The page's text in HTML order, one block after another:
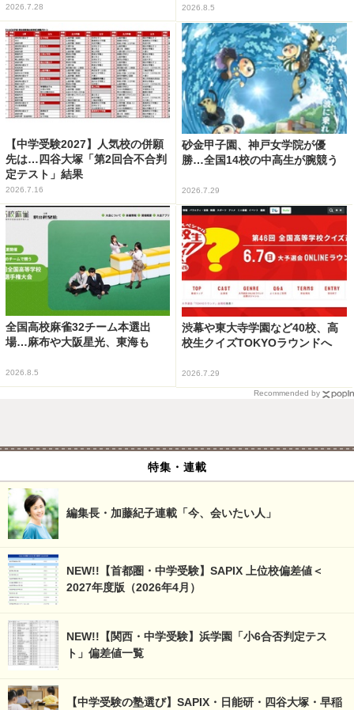
2026.7.28 2026.8.5
【中学受験2027】人気校の併願
先は…四谷大塚「第2回合不合判
定テスト」結果
2026.7.16
砂金甲子園、神戸女学院が優
勝…全国14校の中高生が腕競う
2026.7.29
全国高校麻雀32チーム本選出
場…麻布や大阪星光、東海も
2026.8.5
渋幕や東大寺学園など40校、高
校生クイズTOKYOラウンドへ
2026.7.29
Recommended by
特集・連載
編集長・加藤紀子連載「今、会いたい人」
NEW!!【首都圏・中学受験】SAPIX 上位校偏差値＜
2027年度版（2026年4月）
NEW!!【関西・中学受験】浜学園「小6合否判定テス
ト」偏差値一覧
【中学受験の塾選び】SAPIX・日能研・四谷大塚・早稲